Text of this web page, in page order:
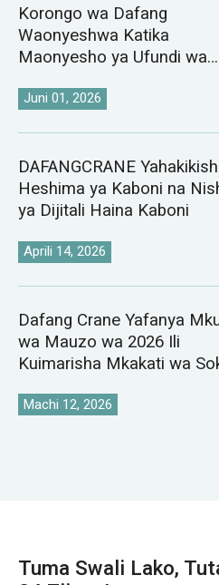
Korongo wa Dafang
Waonyeshwa Katika
Maonyesho ya Ufundi wa
Uzbekistan ya 2026
Juni 01, 2026
DAFANGCRANE
Heshima ya Kaboni na
ya Dijitali Haina Kaboni
Aprili 14, 2026
Dafang Crane Yafanya
wa Mauzo wa 2026 Ili
Kuimarisha Mkakati wa
Machi 12, 2026
Tuma Swali Lako,